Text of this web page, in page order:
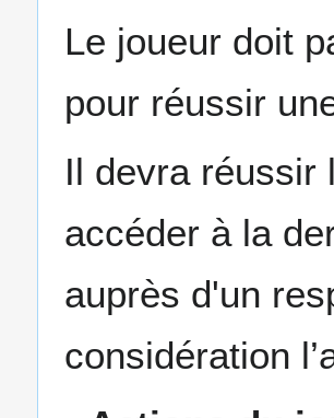
Le joueur doit
pour réussir
Il devra réussir
accéder à la
auprès d'un
considération